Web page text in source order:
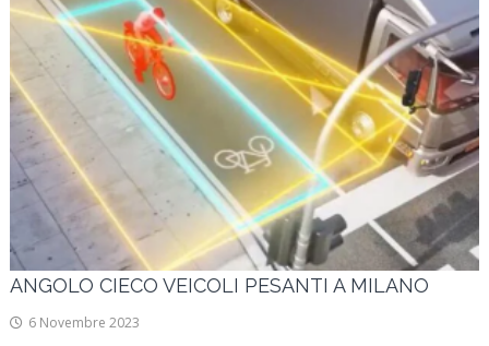
ANGOLO CIECO VEICOLI PESANTI A MILANO
6 Novembre 2023